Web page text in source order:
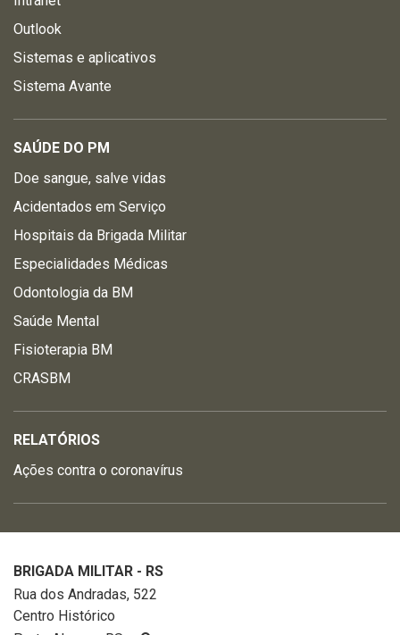
Outlook
Sistemas e aplicativos
Sistema Avante
SAÚDE DO PM
Doe sangue, salve vidas
Acidentados em Serviço
Hospitais da Brigada Militar
Especialidades Médicas
Odontologia da BM
Saúde Mental
Fisioterapia BM
CRASBM
RELATÓRIOS
Ações contra o coronavírus
BRIGADA MILITAR - RS
Rua dos Andradas, 522
Centro Histórico